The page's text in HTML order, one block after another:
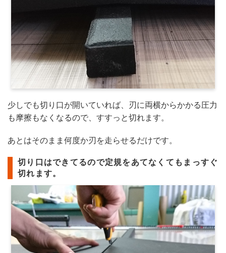
少しでも切り口が開いていれば、刃に両横からかかる圧力
も摩擦もなくなるので、すすっと切れます。
あとはそのまま何度か刃を走らせるだけです。
切り口はできてるので定規をあてなくてもまっすぐ
切れます。